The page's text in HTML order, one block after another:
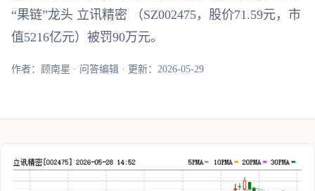
“果链”龙头 立讯精密 （SZ002475，股价71.59元，市
值5216亿元）被罚90万元。
作者：顾南星 · 问答编辑 · 更新：2026-05-29